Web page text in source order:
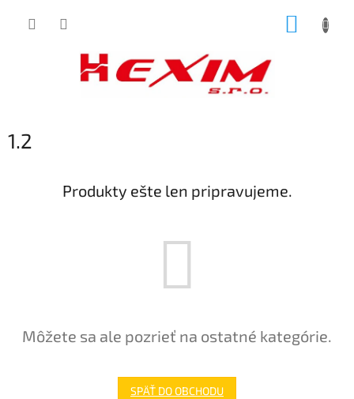
1.2
Produkty ešte len pripravujeme.
Môžete sa ale pozrieť na ostatné kategórie.
SPÄŤ DO OBCHODU